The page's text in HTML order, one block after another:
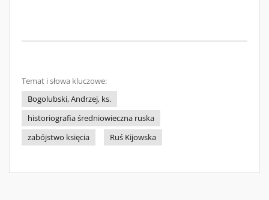
Temat i słowa kluczowe:
Bogolubski, Andrzej, ks.
historiografia średniowieczna ruska
zabójstwo księcia
Ruś Kijowska